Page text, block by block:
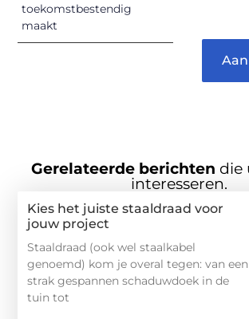
toekomstbestendig
maakt
Gerelateerde berichten die
interesseren.
Kies het juiste staaldraad voor
jouw project
Staaldraad (ook wel staalkabel
genoemd) kom je overal tegen: van een
strak gespannen schaduwdoek in de
tuin tot